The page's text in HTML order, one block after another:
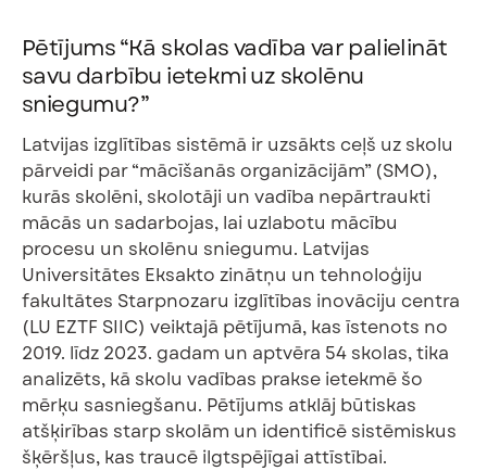
Pētījums “Kā skolas vadība var palielināt
savu darbību ietekmi uz skolēnu
sniegumu?”
Latvijas izglītības sistēmā ir uzsākts ceļš uz skolu
pārveidi par “mācīšanās organizācijām” (SMO),
kurās skolēni, skolotāji un vadība nepārtraukti
mācās un sadarbojas, lai uzlabotu mācību
procesu un skolēnu sniegumu. Latvijas
Universitātes Eksakto zinātņu un tehnoloģiju
fakultātes Starpnozaru izglītības inovāciju centra
(LU EZTF SIIC) veiktajā pētījumā, kas īstenots no
2019. līdz 2023. gadam un aptvēra 54 skolas, tika
analizēts, kā skolu vadības prakse ietekmē šo
mērķu sasniegšanu. Pētījums atklāj būtiskas
atšķirības starp skolām un identificē sistēmiskus
šķēršļus, kas traucē ilgtspējīgai attīstībai.